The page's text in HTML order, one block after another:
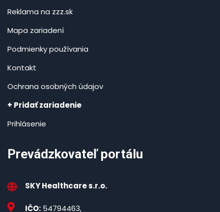
Reklama na zzz.sk
Mapa zariadení
Podmienky používania
Kontakt
Ochrana osobných údajov
+ Pridať zariadenie
Prihlásenie
Prevádzkovateľ portálu
SKY Healthcare s.r.o.
IČO: 54794463,